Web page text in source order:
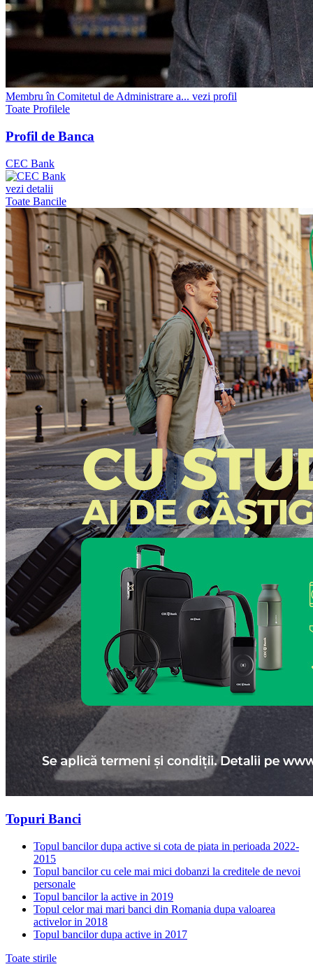
Membru în Comitetul de Administrare a... vezi profil
Toate Profilele
Profil de Banca
CEC Bank
vezi detalii
Toate Bancile
Topuri Banci
Topul bancilor dupa active si cota de piata in perioada 2022-
2015
Topul bancilor cu cele mai mici dobanzi la creditele de nevoi
personale
Topul bancilor la active in 2019
Topul celor mai mari banci din Romania dupa valoarea
activelor in 2018
Topul bancilor dupa active in 2017
Toate stirile